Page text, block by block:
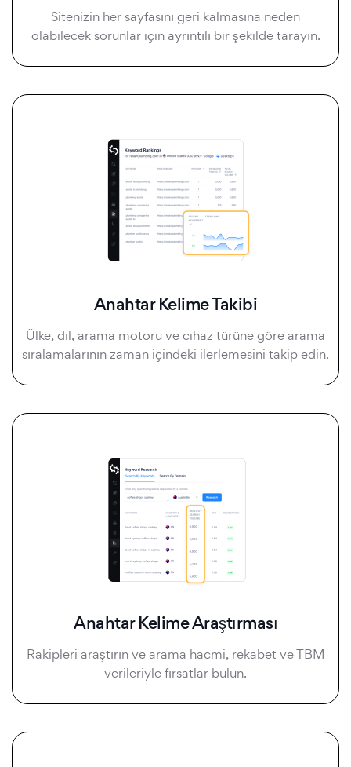
Sitenizin her sayfasını geri kalmasına neden
olabilecek sorunlar için ayrıntılı bir şekilde tarayın.
Anahtar Kelime Takibi
Ülke, dil, arama motoru ve cihaz türüne göre arama
sıralamalarının zaman içindeki ilerlemesini takip edin.
Anahtar Kelime Araştırması
Rakipleri araştırın ve arama hacmi, rekabet ve TBM
verileriyle fırsatlar bulun.